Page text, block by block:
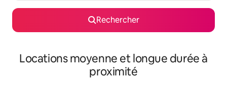
Rechercher
Locations moyenne et longue durée à
proximité